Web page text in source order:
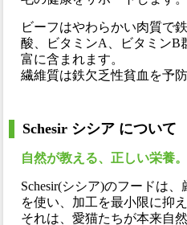
ビーフはやわらかい肉質で
酸、ビタミンA、ビタミンB
富に含まれます。
繊維質は鉄欠乏性貧血を予防
Schesir シシア について
自然が教える、正しい栄養。
Schesir(シシア)のフードは
を使い、加工を最小限に抑
それは、愛猫たちが本来自